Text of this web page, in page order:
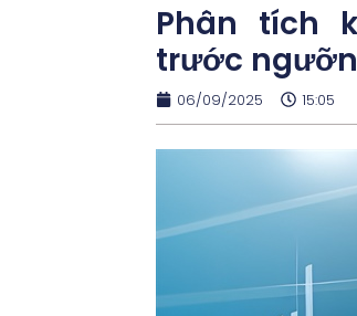
Phân tích
trước
06/09/2025 15:05